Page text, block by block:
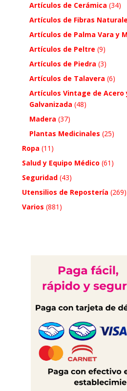
Artículos de Cerámica (34)
Artículos de Fibras
Artículos de Palma Vara y
Artículos de Peltre (9)
Artículos de Piedra (3)
Artículos de Talavera (6)
Artículos Vintage de Acero
Galvanizada (48)
Madera (37)
Plantas Medicinales (25)
Ropa (11)
Salud y Equipo Médico (61)
Seguridad (43)
Utensilios de Repostería (269)
Varios (881)